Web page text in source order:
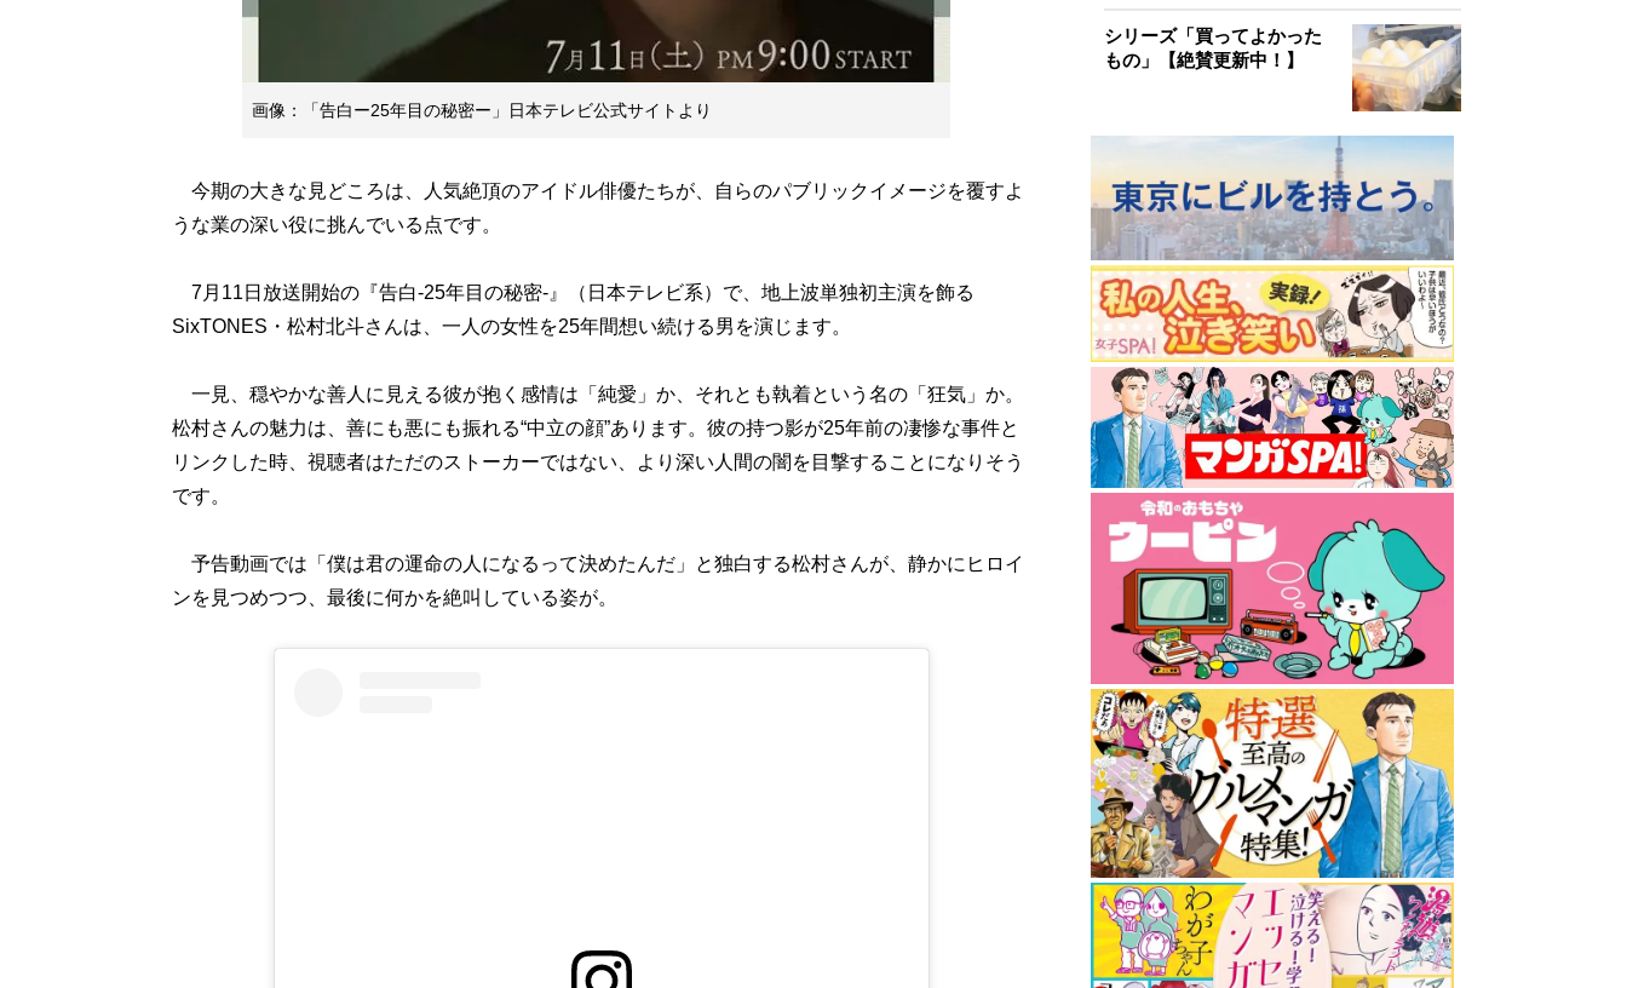
画像：「告白ー25年目の秘密ー」日本テレビ公式サイトより
今期の大きな見どころは、人気絶頂のアイドル俳優たちが、自らのパブリックイメージを覆すよ
うな業の深い役に挑んでいる点です。
7月11日放送開始の『告白-25年目の秘密-』（日本テレビ系）で、地上波単独初主演を飾る
SixTONES・松村北斗さんは、一人の女性を25年間想い続ける男を演じます。
一見、穏やかな善人に見える彼が抱く感情は「純愛」か、それとも執着という名の「狂気」か。
松村さんの魅力は、善にも悪にも振れる“中立の顔”あります。彼の持つ影が25年前の凄惨な事件と
リンクした時、視聴者はただのストーカーではない、より深い人間の闇を目撃することになりそう
です。
予告動画では「僕は君の運命の人になるって決めたんだ」と独白する松村さんが、静かにヒロイ
ンを見つめつつ、最後に何かを絶叫している姿が。
シリーズ「買ってよかった
もの」【絶賛更新中！】